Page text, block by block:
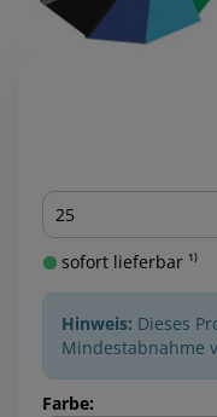
Menge
sofort lieferbar ¹⁾
Hinweis: Dieses
Mindestabnahme
Farbe: